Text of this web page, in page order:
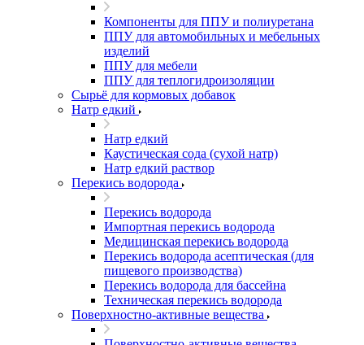
Компоненты для ППУ и полиуретана
ППУ для автомобильных и мебельных
изделий
ППУ для мебели
ППУ для теплогидроизоляции
Сырьё для кормовых добавок
Натр едкий
Натр едкий
Каустическая сода (сухой натр)
Натр едкий раствор
Перекись водорода
Перекись водорода
Импортная перекись водорода
Медицинская перекись водорода
Перекись водорода асептическая (для
пищевого производства)
Перекись водорода для бассейна
Техническая перекись водорода
Поверхностно-активные вещества